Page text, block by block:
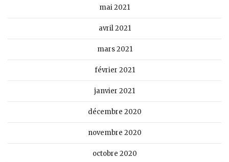
mai 2021
avril 2021
mars 2021
février 2021
janvier 2021
décembre 2020
novembre 2020
octobre 2020